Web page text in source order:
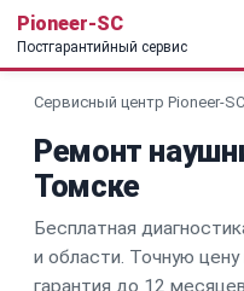
Pioneer-SC
Постгарантийный сервис
Сервисный центр Pioneer-SC
Ремонт
Томске
Бесплатная
и области. Точную
гарантия до 12 месяцев.